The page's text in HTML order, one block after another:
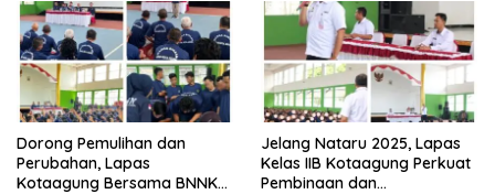
Lapas
Dorong Pemulihan dan
Perubahan, Lapas
Kotaagung Bersama BNNK
Jelang Nataru 2025, Lapas
Kelas IIB Kotaagung Perkuat
Pembinaan dan